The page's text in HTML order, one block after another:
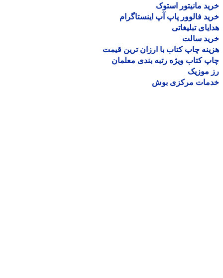
مانیتور استوک
فالوور پاپ آپ اینستاگرام
تبلیغاتی
سالت
چاپ کتاب با ارزان ترین قیمت
کتاب ویژه رتبه بندی معلمان
موزیک
مرکزی بوش